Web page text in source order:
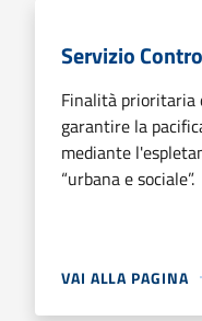
Servizio
Finalità prioritaria
garantire la
mediante
“urbana e sociale”.
VAI ALLA PAGINA